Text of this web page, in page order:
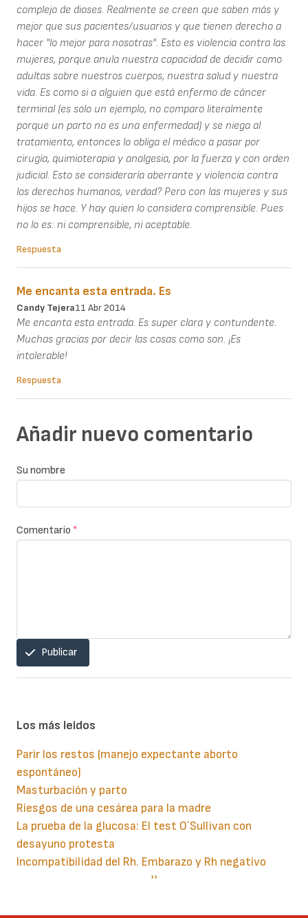
complejo de dioses. Realmente se creen que saben más y
mejor que sus pacientes/usuarios y que tienen derecho a
hacer "lo mejor para nosotras". Esto es violencia contra las
mujeres, porque anula nuestra capacidad de decidir como
adultas sobre nuestros cuerpos, nuestra salud y nuestra
vida. Es como si a alguien que está enfermo de cáncer
terminal (es solo un ejemplo, no comparo literalmente
porque un parto no es una enfermedad) y se niega al
tratamiento, entonces lo obliga el médico a pasar por
cirugía, quimioterapia y analgesia, por la fuerza y con orden
judicial. Esto se consideraría aberrante y violencia contra
los derechos humanos, verdad? Pero con las mujeres y sus
hijos se hace. Y hay quien lo considera comprensible. Pues
no lo es: ni comprensible, ni aceptable.
Respuesta
Me encanta esta entrada. Es
Candy Tejera11 Abr 2014
Me encanta esta entrada. Es super clara y contundente.
Muchas gracias por decir las cosas como son. ¡Es
intolerable!
Respuesta
Añadir nuevo comentario
Su nombre
Comentario *
Publicar
Los más leidos
Parir los restos (manejo expectante aborto
espontáneo)
Masturbación y parto
Riesgos de una cesárea para la madre
La prueba de la glucosa: El test O´Sullivan con
desayuno protesta
Incompatibilidad del Rh. Embarazo y Rh negativo
Siguiente
››